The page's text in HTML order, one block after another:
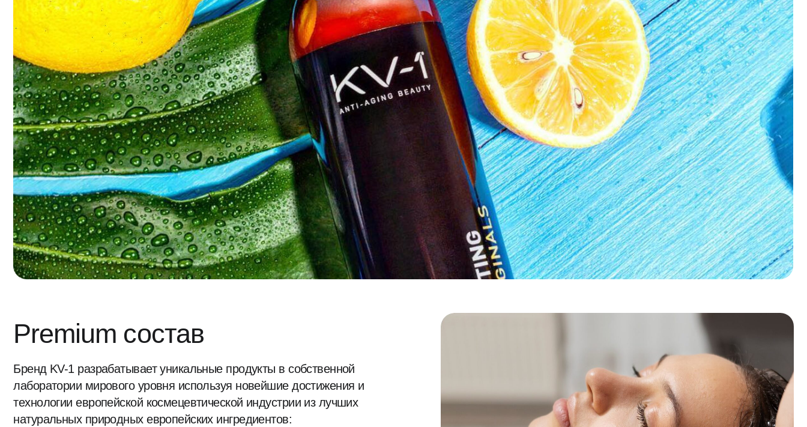
Premium состав
Протеины:2
гидролизованный кератин,
гидролизованный коллаген
Витамины: 8 А, В1, В2, В3 (PP), B5, В6, С, Е
Масла:11 арганы, авокадо, сафлора, апельсина,
косточек, кунжута, оливы,
подсолнечника
Бренд KV-1 разрабатывает уникальные продукты в собственной
лаборатории мирового уровня используя новейшие достижения и
технологии европейской космецевтической индустрии из лучших
натуральных природных европейских ингредиентов: